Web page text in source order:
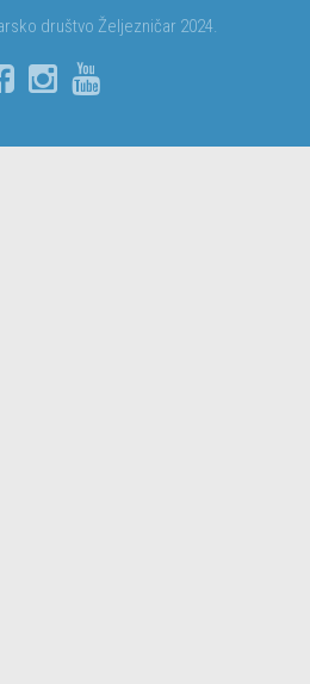
društvo Željezničar 2024.